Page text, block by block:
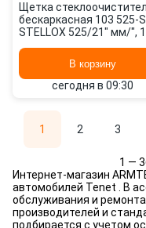
Щетка
бескаркасная 103 525-
STELLOX 525/21" мм/",
В корзину
сегодня в 09:30
1 2 3
1 —
Интернет-магазин
автомобилей Tenet . В
обслуживания и
производителей и
подбирается с учетом